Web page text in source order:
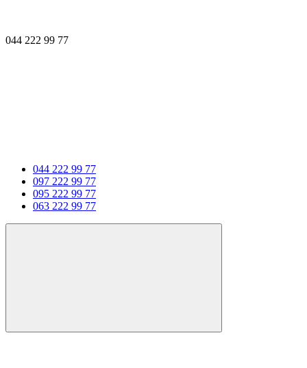
044 222 99 77
044 222 99 77
097 222 99 77
095 222 99 77
063 222 99 77